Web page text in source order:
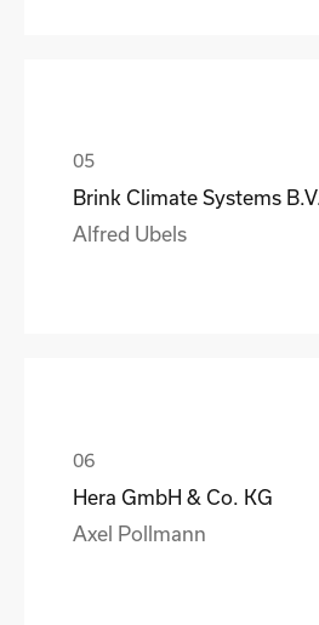
Brink Climate Systems B.V.
Alfred Ubels
Hera GmbH & Co. KG
Axel Pollmann